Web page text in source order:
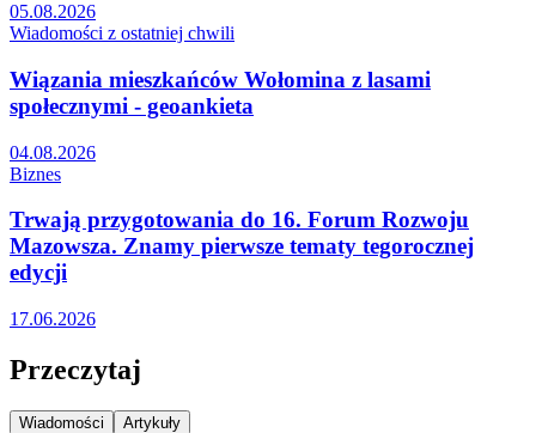
05.08.2026
Wiadomości z ostatniej chwili
Wiązania mieszkańców Wołomina z lasami
społecznymi - geoankieta
04.08.2026
Biznes
Trwają przygotowania do 16. Forum Rozwoju
Mazowsza. Znamy pierwsze tematy tegorocznej
edycji
17.06.2026
Przeczytaj
Wiadomości Artykuły